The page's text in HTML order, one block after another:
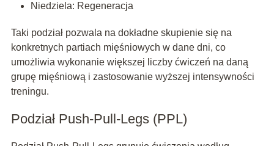
Niedziela: Regeneracja
Taki podział pozwala na dokładne skupienie się na
konkretnych partiach mięśniowych w dane dni, co
umożliwia wykonanie większej liczby ćwiczeń na daną
grupę mięśniową i zastosowanie wyższej intensywności
treningu.
Podział Push-Pull-Legs (PPL)